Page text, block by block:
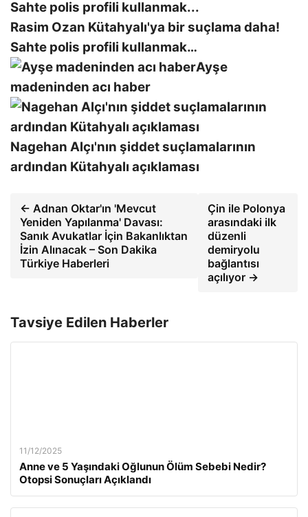
Rasim Ozan Kütahyalı'ya bir suçlama daha!
Sahte polis profili kullanmak…
Ayşe
madeninden acı haber
Nagehan Alçı'nın şiddet suçlamalarının
ardından Kütahyalı açıklaması
← Adnan Oktar'ın 'Mevcut
Yeniden Yapılanma' Davası:
Sanık Avukatlar İçin Bakanlıktan
İzin Alınacak – Son Dakika
Türkiye Haberleri
Çin ile Polonya
arasındaki ilk
düzenli
demiryolu
bağlantısı
açılıyor →
Tavsiye Edilen Haberler
11/12/2025
Anne ve 5 Yaşındaki Oğlunun Ölüm Sebebi Nedir?
Otopsi Sonuçları Açıklandı